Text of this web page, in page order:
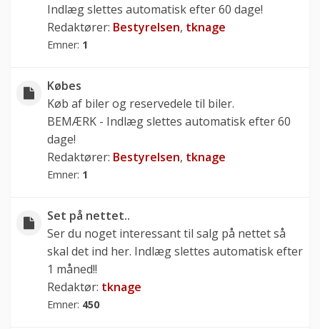
Indlæg slettes automatisk efter 60 dage!
Redaktører: Bestyrelsen, tknage
Emner: 1
Købes
Køb af biler og reservedele til biler.
BEMÆRK - Indlæg slettes automatisk efter 60
dage!
Redaktører: Bestyrelsen, tknage
Emner: 1
Set på nettet..
Ser du noget interessant til salg på nettet så
skal det ind her. Indlæg slettes automatisk efter
1 måned!!
Redaktør: tknage
Emner: 450